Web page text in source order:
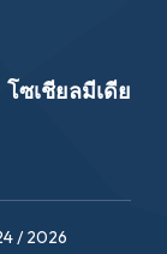
โซเชียลมีเดีย
/ 2026